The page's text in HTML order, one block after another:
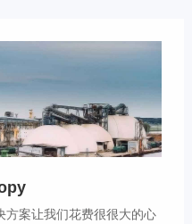
方案让我们花费很很大的心